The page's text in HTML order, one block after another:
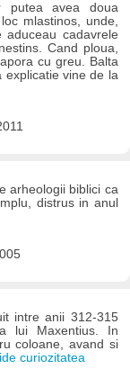
putea avea doua
mlastinos, unde,
cadavrele
Cand ploua,
cu greu. Balta
explicatie vine de la
arheologii biblici ca
distrus in anul
intre anii 312-315
lui Maxentius. In
coloane, avand si
curiozitatea